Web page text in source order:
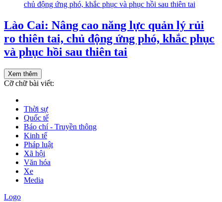
Lào Cai: Nâng cao năng lực quản lý rủi
ro thiên tai, chủ động ứng phó, khắc phục
và phục hồi sau thiên tai
Xem thêm
Cỡ chữ bài viết:
Thời sự
Quốc tế
Báo chí - Truyền thông
Kinh tế
Pháp luật
Xã hội
Văn hóa
Xe
Media
Logo